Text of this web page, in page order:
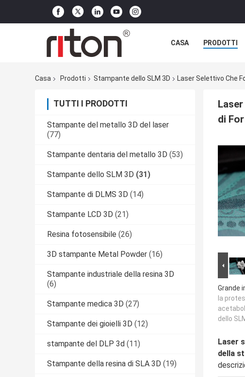
CASA PRODOTTI
Casa Prodotti Stampante dello SLM 3D Laser Selettivo Che
TUTTI I PRODOTTI
Stampante del metallo 3D del laser
(77)
Stampante dentaria del metallo 3D (53)
Stampante dello SLM 3D (31)
Stampante di DLMS 3D (14)
Stampante LCD 3D (21)
Resina fotosensibile (26)
3D stampante Metal Powder (16)
Stampante industriale della resina 3D
(6)
Stampante medica 3D (27)
Stampante dei gioielli 3D (12)
stampante del DLP 3d (11)
Stampante della resina di SLA 3D (19)
di
Grande
la
dello
Laser
della